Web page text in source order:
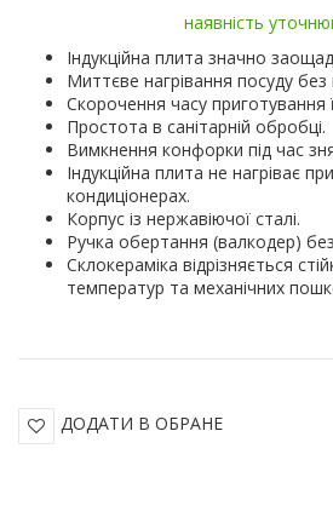
наявність
Індукційна плита значно
Миттєве нагрівання посуду
Скорочення часу приготування
Простота в санітарній обробці.
Вимкнення конфорки під час
Індукційна плита не нагріває
кондиціонерах.
Корпус із нержавіючої сталі.
Ручка обертання (валкодер)
Склокераміка відрізняється
температур та механічних
ДОДАТИ В ОБРАНЕ